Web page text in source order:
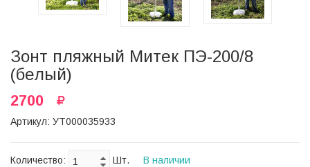
Зонт пляжный Митек ПЭ-200/8
(белый)
2700
Артикул: УТ000035933
Количество: Шт. В наличии